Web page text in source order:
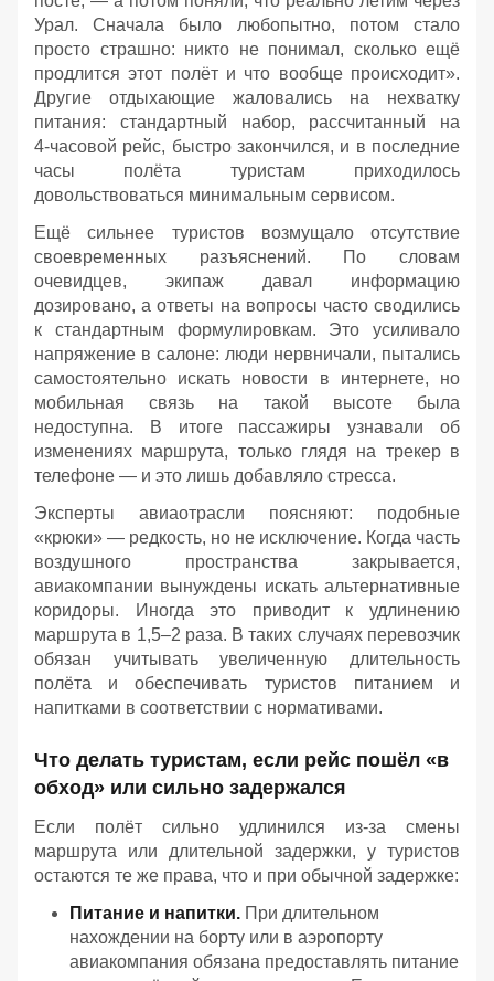
Урал. Сначала было любопытно, потом стало
просто страшно: никто не понимал, сколько ещё
продлится этот полёт и что вообще происходит».
Другие отдыхающие жаловались на нехватку
питания: стандартный набор, рассчитанный на
4‑часовой рейс, быстро закончился, и в последние
часы полёта туристам приходилось
довольствоваться минимальным сервисом.
Ещё сильнее туристов возмущало отсутствие
своевременных разъяснений. По словам
очевидцев, экипаж давал информацию
дозировано, а ответы на вопросы часто сводились
к стандартным формулировкам. Это усиливало
напряжение в салоне: люди нервничали, пытались
самостоятельно искать новости в интернете, но
мобильная связь на такой высоте была
недоступна. В итоге пассажиры узнавали об
изменениях маршрута, только глядя на трекер в
телефоне — и это лишь добавляло стресса.
Эксперты авиаотрасли поясняют: подобные
«крюки» — редкость, но не исключение. Когда часть
воздушного пространства закрывается,
авиакомпании вынуждены искать альтернативные
коридоры. Иногда это приводит к удлинению
маршрута в 1,5–2 раза. В таких случаях перевозчик
обязан учитывать увеличенную длительность
полёта и обеспечивать туристов питанием и
напитками в соответствии с нормативами.
Что делать туристам, если рейс пошёл «в
обход» или сильно задержался
Если полёт сильно удлинился из‑за смены
маршрута или длительной задержки, у туристов
остаются те же права, что и при обычной задержке:
Питание и напитки. При длительном
нахождении на борту или в аэропорту
авиакомпания обязана предоставлять питание